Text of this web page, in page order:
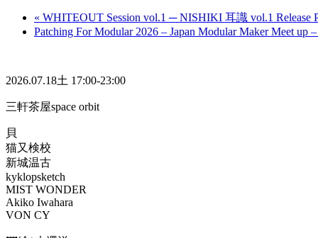
« WHITEOUT Session vol.1 ─ NISHIKI 耳識 vol.1 Release
Patching For Modular 2026 – Japan Modular Maker Meet up –
2026.07.18土 17:00-23:00
三軒茶屋space orbit
貝
猫又検校
新城温古
kyklopsketch
MIST WONDER
Akiko Iwahara
VON CY